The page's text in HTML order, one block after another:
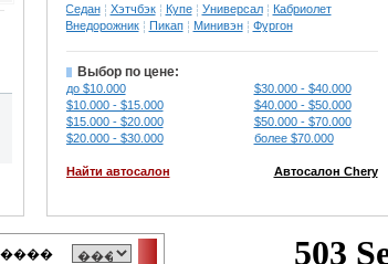
Седан Хэтчбэк Купе Универсал
Кабриолет
Внедорожник
Пикап Минивэн Фургон
Выбор по цене:
до $10.000
$30.000 - $40.000
$10.000 - $15.000
$40.000 - $50.000
$15.000 - $20.000
$50.000 - $70.000
$20.000 - $30.000
более $70.000
Найти автосалон Автосалон Chery